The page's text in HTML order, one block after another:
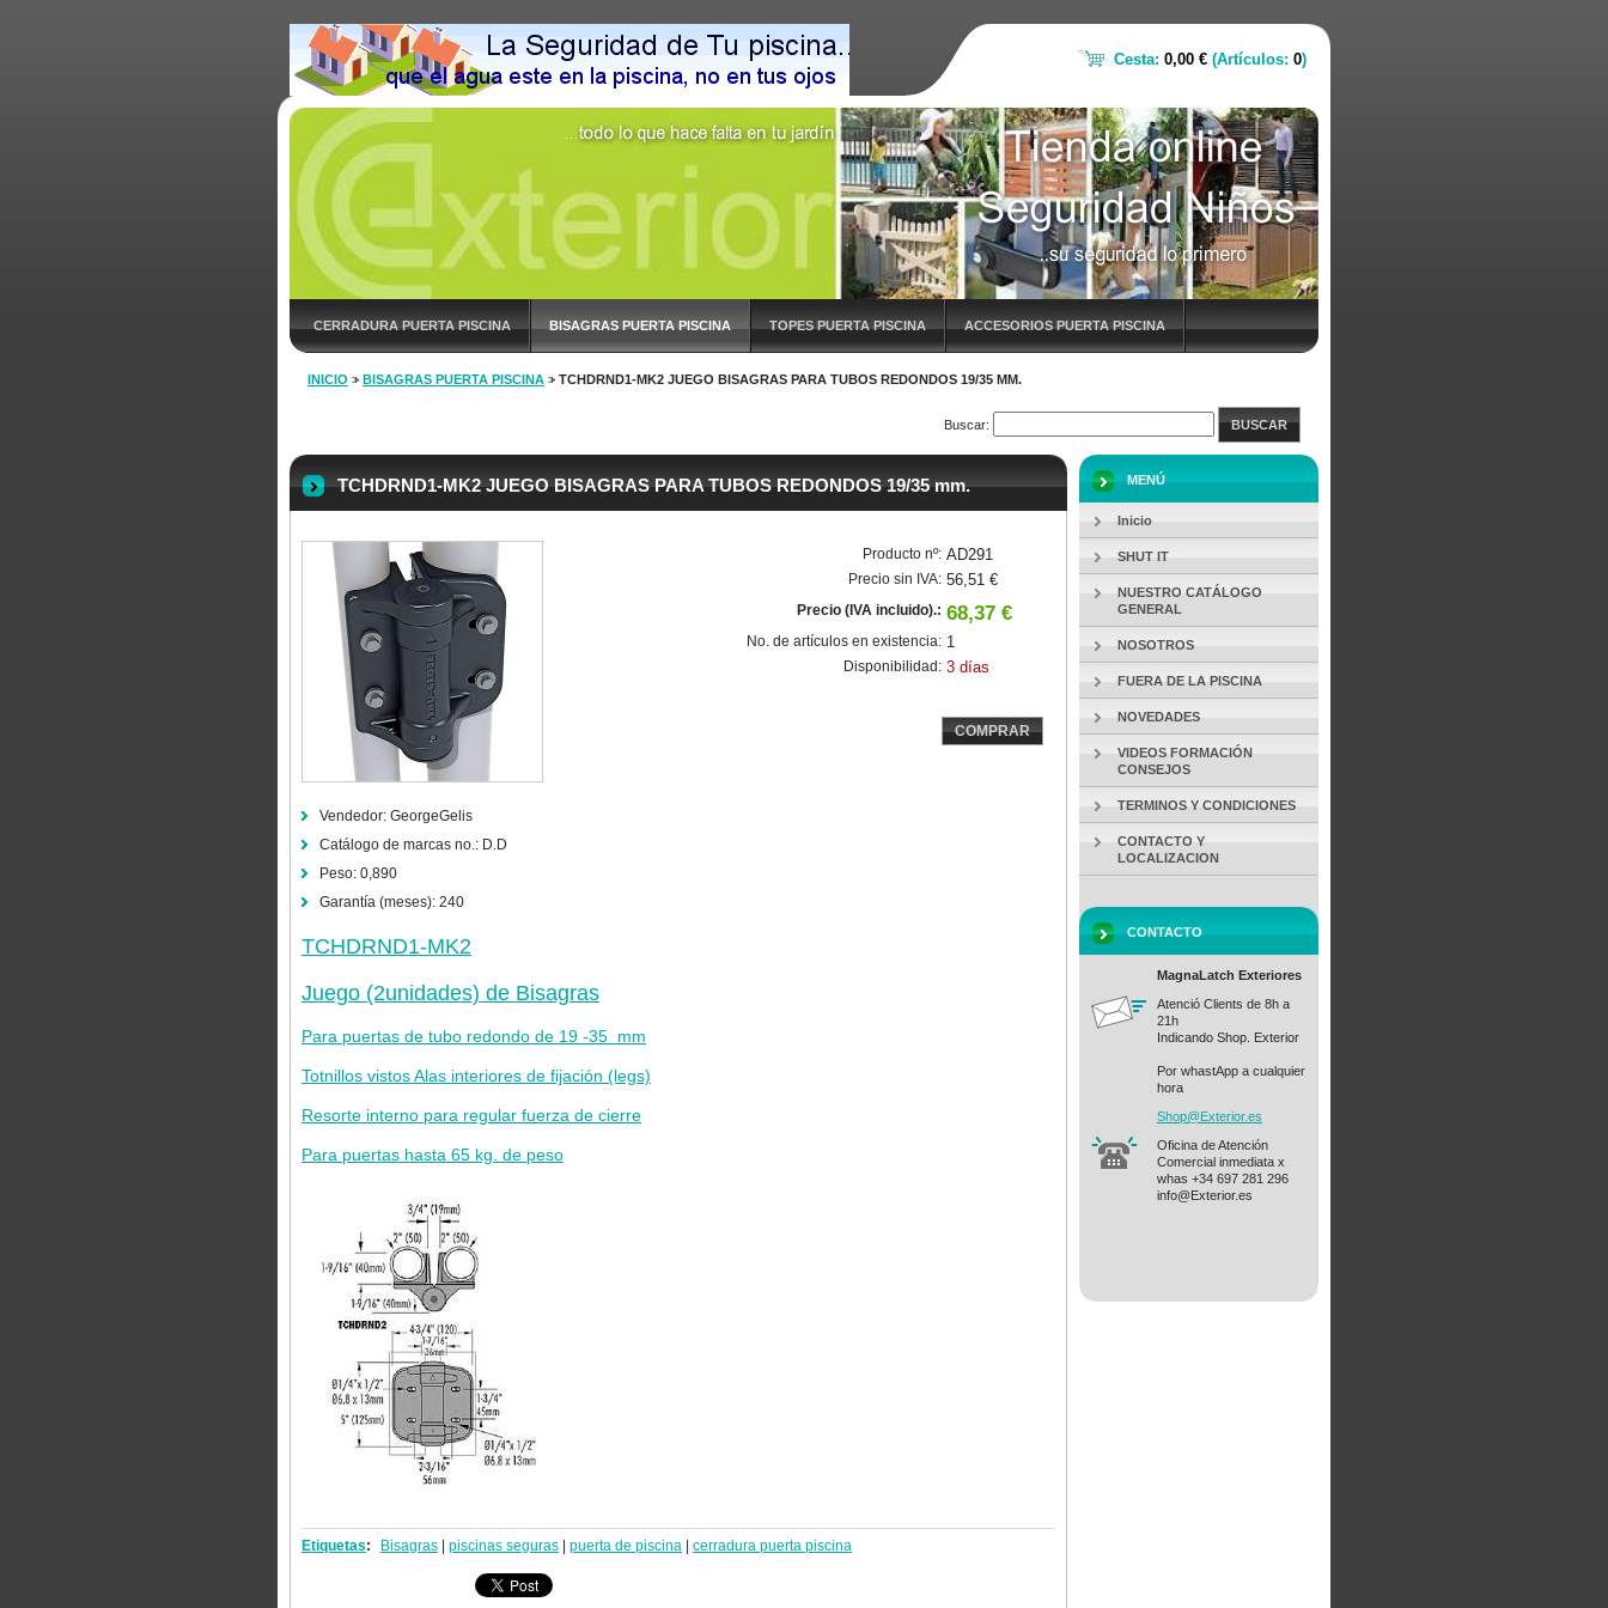
CERRADURA PUERTA PISCINA BISAGRAS PUERTA PISCINA TOPES PUERTA PISCINA ACCESORIOS PUERTA PISCINA
INICIO > BISAGRAS PUERTA PISCINA > TCHDRND1-MK2 JUEGO BISAGRAS PARA TUBOS REDONDOS 19/35 MM.
Buscar: BUSCAR
TCHDRND1-MK2 JUEGO BISAGRAS PARA TUBOS REDONDOS 19/35 mm.
Vendedor: GeorgeGelis
Catálogo de marcas no.: D.D
Peso: 0,890
Garantía (meses): 240
Producto nº: AD291
Precio sin IVA: 56,51 €
Precio (IVA incluido).: 68,37 €
No. de artículos en existencia: 1
Disponibilidad: 3 días
COMPRAR
TCHDRND1-MK2
Juego (2unidades) de Bisagras
Para puertas de tubo redondo de 19 -35 mm
Totnillos vistos Alas interiores de fijación (legs)
Resorte interno para regular fuerza de cierre
Para puertas hasta 65 kg. de peso
Etiquetas: Bisagras piscinas seguras puerta de piscina cerradura puerta piscina
MENÚ
Inicio
SHUT IT
NUESTRO CATÁLOGO
GENERAL
NOSOTROS
FUERA DE LA PISCINA
NOVEDADES
VIDEOS FORMACIÓN
CONSEJOS
TERMINOS Y CONDICIONES
CONTACTO Y
LOCALIZACION
CONTACTO
MagnaLatch Exteriores
Atenció Clients de 8h a
21h
Indicando Shop. Exterior
Por whastApp a cualquier
hora
Shop@Exterior.es
Oficina de Atención
Comercial inmediata x
whas +34 697 281 296
info@Exterior.es
Cesta: 0,00 € (Artículos: 0)